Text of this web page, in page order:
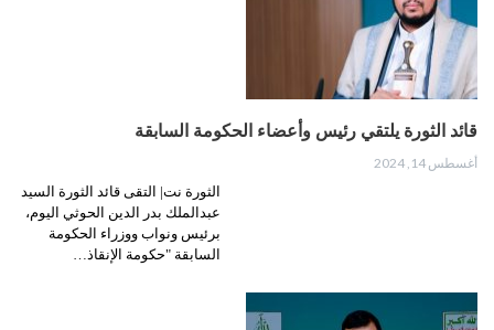
قائد الثورة يلتقي رئيس وأعضاء الحكومة السابقة
أغسطس 14, 2024
الثورة نت| التقى قائد الثورة السيد
عبدالملك بدر الدين الحوثي اليوم،
برئيس ونواب ووزراء الحكومة
السابقة "حكومة الإنقاذ…